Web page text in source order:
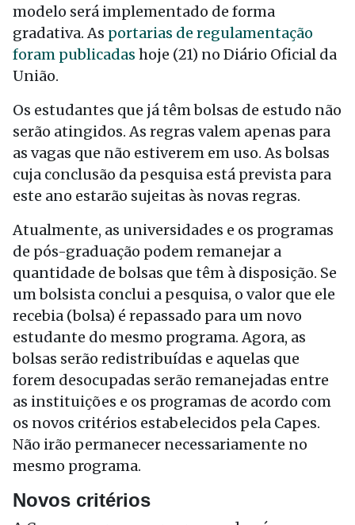
modelo será implementado de forma
gradativa. As portarias de regulamentação
foram publicadas hoje (21) no Diário Oficial da
União.
Os estudantes que já têm bolsas de estudo não
serão atingidos. As regras valem apenas para
as vagas que não estiverem em uso. As bolsas
cuja conclusão da pesquisa está prevista para
este ano estarão sujeitas às novas regras.
Atualmente, as universidades e os programas
de pós-graduação podem remanejar a
quantidade de bolsas que têm à disposição. Se
um bolsista conclui a pesquisa, o valor que ele
recebia (bolsa) é repassado para um novo
estudante do mesmo programa. Agora, as
bolsas serão redistribuídas e aquelas que
forem desocupadas serão remanejadas entre
as instituições e os programas de acordo com
os novos critérios estabelecidos pela Capes.
Não irão permanecer necessariamente no
mesmo programa.
Novos critérios